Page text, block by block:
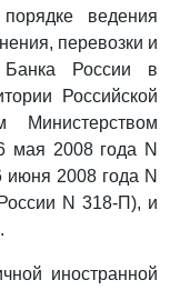
ведения
перевозки и
России в
Российской
Министерством
мая 2008 года N
июня 2008 года N
N 318-П), и
иностранной